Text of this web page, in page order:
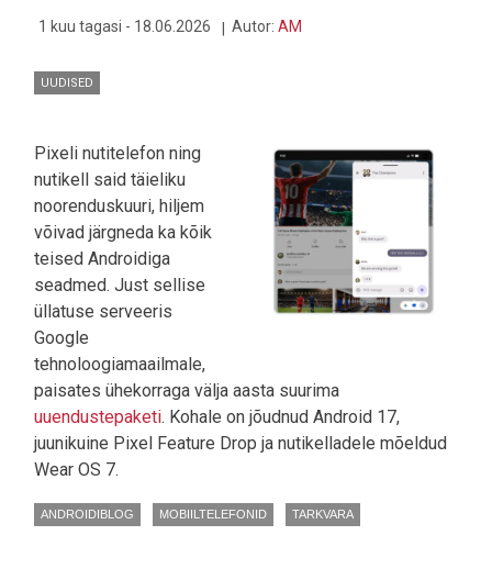
1 kuu tagasi - 18.06.2026 Autor: AM
UUDISED
Pixeli nutitelefon ning
nutikell said täieliku
noorenduskuuri, hiljem
võivad järgneda ka kõik
teised Androidiga
seadmed. Just sellise
üllatuse serveeris
Google
tehnoloogiamaailmale,
paisates ühekorraga välja aasta suurima
uuendustepaketi. Kohale on jõudnud Android 17,
juunikuine Pixel Feature Drop ja nutikelladele mõeldud
Wear OS 7.
ANDROIDIBLOG MOBIILTELEFONID TARKVARA